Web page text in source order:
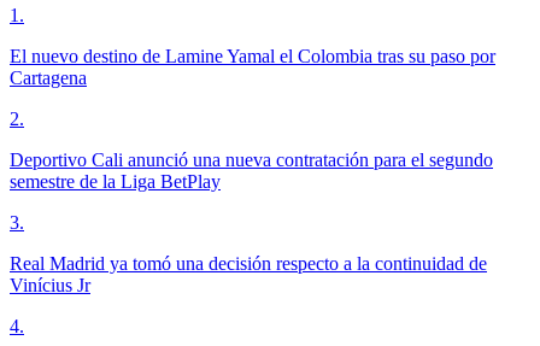
1 .
El nuevo destino de Lamine Yamal el Colombia tras su paso por
Cartagena
2.
Deportivo Cali anunció una nueva contratación para el segundo
semestre de la Liga BetPlay
3.
Real Madrid ya tomó una decisión respecto a la continuidad de
Vinícius Jr
4.